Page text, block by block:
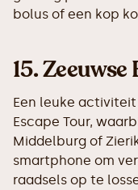
bolus of een kop
15.Zeeuwse
Een leuke
Escape Tour,
Middelburg of
smartphone om
raadsels op te